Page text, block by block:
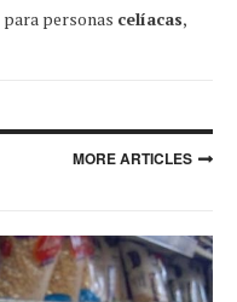
para personas celíacas,
MORE ARTICLES